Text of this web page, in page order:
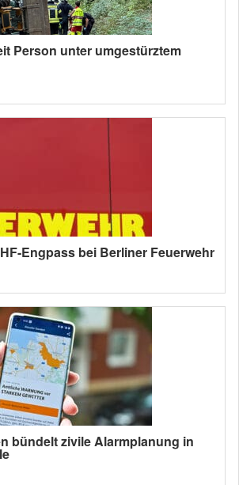
Person unter umgestürztem
Engpass bei Berliner Feuerwehr
bündelt zivile Alarmplanung in